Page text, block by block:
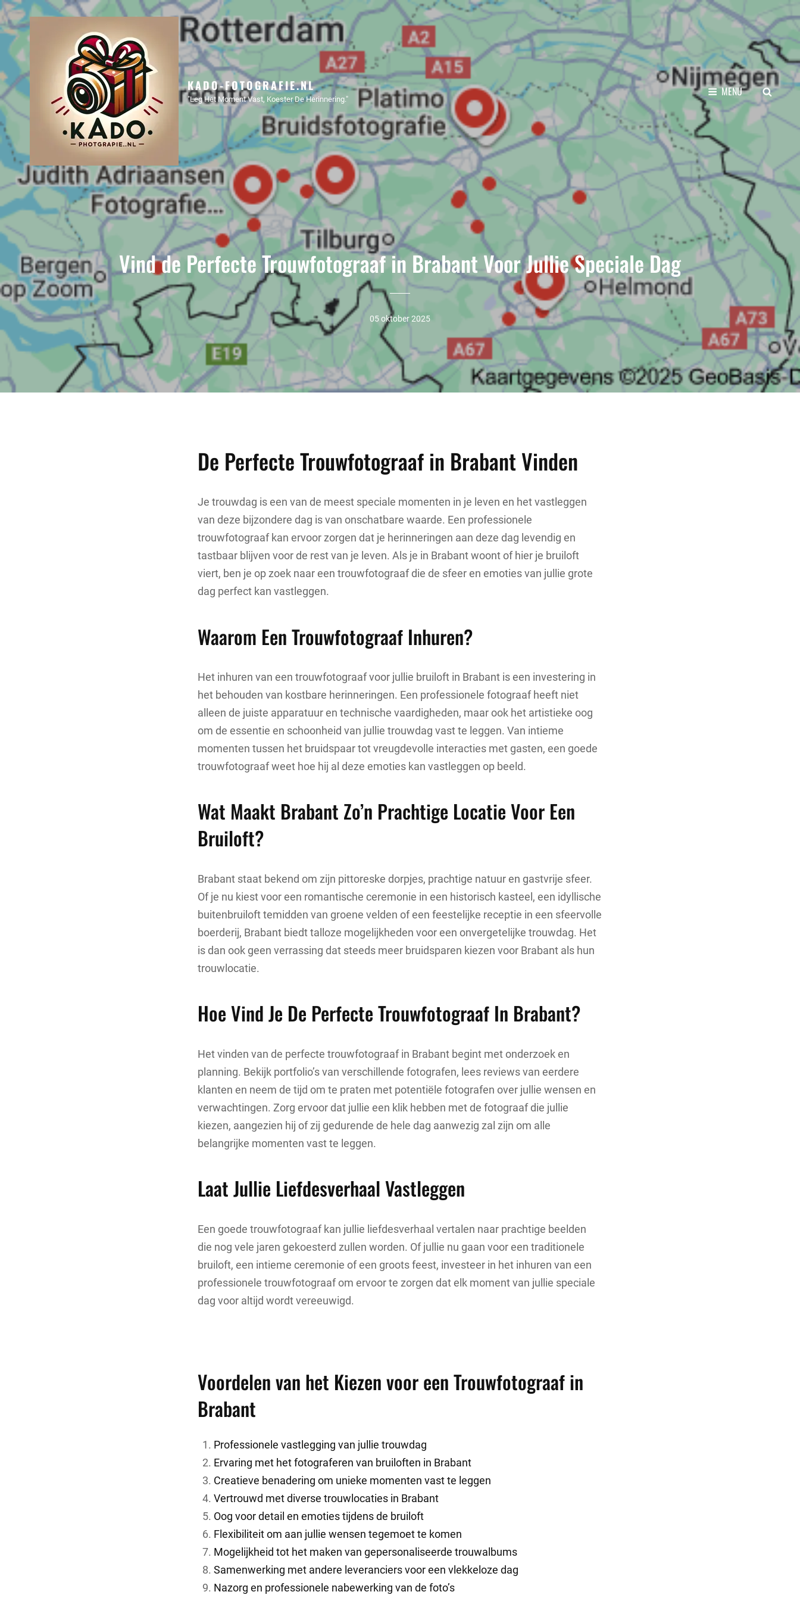
KADO-FOTOGRAFIE.NL
"Leg Het Moment Vast, Koester De Herinnering."
MENU SEARCH
Vind de Perfecte Trouwfotograaf in Brabant Voor Jullie Speciale Dag
05 oktober 2025
De Perfecte Trouwfotograaf in Brabant Vinden
Je trouwdag is een van de meest speciale momenten in je leven en het vastleggen
van deze bijzondere dag is van onschatbare waarde. Een professionele
trouwfotograaf kan ervoor zorgen dat je herinneringen aan deze dag levendig en
tastbaar blijven voor de rest van je leven. Als je in Brabant woont of hier je bruiloft
viert, ben je op zoek naar een trouwfotograaf die de sfeer en emoties van jullie grote
dag perfect kan vastleggen.
Waarom Een Trouwfotograaf Inhuren?
Het inhuren van een trouwfotograaf voor jullie bruiloft in Brabant is een investering in
het behouden van kostbare herinneringen. Een professionele fotograaf heeft niet
alleen de juiste apparatuur en technische vaardigheden, maar ook het artistieke oog
om de essentie en schoonheid van jullie trouwdag vast te leggen. Van intieme
momenten tussen het bruidspaar tot vreugdevolle interacties met gasten, een goede
trouwfotograaf weet hoe hij al deze emoties kan vastleggen op beeld.
Wat Maakt Brabant Zo’n Prachtige Locatie Voor Een
Bruiloft?
Brabant staat bekend om zijn pittoreske dorpjes, prachtige natuur en gastvrije sfeer.
Of je nu kiest voor een romantische ceremonie in een historisch kasteel, een idyllische
buitenbruiloft temidden van groene velden of een feestelijke receptie in een sfeervolle
boerderij, Brabant biedt talloze mogelijkheden voor een onvergetelijke trouwdag. Het
is dan ook geen verrassing dat steeds meer bruidsparen kiezen voor Brabant als hun
trouwlocatie.
Hoe Vind Je De Perfecte Trouwfotograaf In Brabant?
Het vinden van de perfecte trouwfotograaf in Brabant begint met onderzoek en
planning. Bekijk portfolio’s van verschillende fotografen, lees reviews van eerdere
klanten en neem de tijd om te praten met potentiële fotografen over jullie wensen en
verwachtingen. Zorg ervoor dat jullie een klik hebben met de fotograaf die jullie
kiezen, aangezien hij of zij gedurende de hele dag aanwezig zal zijn om alle
belangrijke momenten vast te leggen.
Laat Jullie Liefdesverhaal Vastleggen
Een goede trouwfotograaf kan jullie liefdesverhaal vertalen naar prachtige beelden
die nog vele jaren gekoesterd zullen worden. Of jullie nu gaan voor een traditionele
bruiloft, een intieme ceremonie of een groots feest, investeer in het inhuren van een
professionele trouwfotograaf om ervoor te zorgen dat elk moment van jullie speciale
dag voor altijd wordt vereeuwigd.
Voordelen van het Kiezen voor een Trouwfotograaf in
Brabant
Professionele vastlegging van jullie trouwdag
Ervaring met het fotograferen van bruiloften in Brabant
Creatieve benadering om unieke momenten vast te leggen
Vertrouwd met diverse trouwlocaties in Brabant
Oog voor detail en emoties tijdens de bruiloft
Flexibiliteit om aan jullie wensen tegemoet te komen
Mogelijkheid tot het maken van gepersonaliseerde trouwalbums
Samenwerking met andere leveranciers voor een vlekkeloze dag
Nazorg en professionele nabewerking van de foto’s